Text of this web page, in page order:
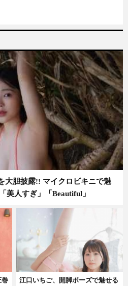
大胆披露!! マイクロビキニで魅
美人すぎ」「Beautiful」
巻
江口いちご、開脚ポーズで魅せる